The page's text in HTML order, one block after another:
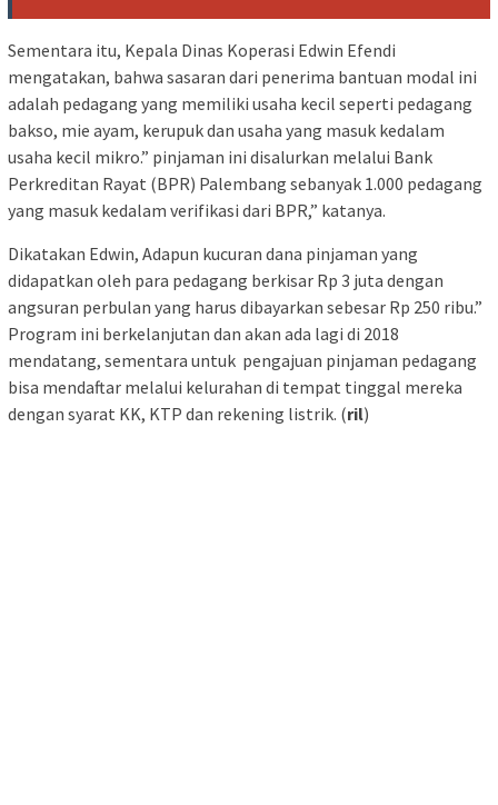
Sementara itu, Kepala Dinas Koperasi Edwin Efendi
mengatakan, bahwa sasaran dari penerima bantuan modal ini
adalah pedagang yang memiliki usaha kecil seperti pedagang
bakso, mie ayam, kerupuk dan usaha yang masuk kedalam
usaha kecil mikro.” pinjaman ini disalurkan melalui Bank
Perkreditan Rayat (BPR) Palembang sebanyak 1.000 pedagang
yang masuk kedalam verifikasi dari BPR,” katanya.
Dikatakan Edwin, Adapun kucuran dana pinjaman yang
didapatkan oleh para pedagang berkisar Rp 3 juta dengan
angsuran perbulan yang harus dibayarkan sebesar Rp 250 ribu.”
Program ini berkelanjutan dan akan ada lagi di 2018
mendatang, sementara untuk pengajuan pinjaman pedagang
bisa mendaftar melalui kelurahan di tempat tinggal mereka
dengan syarat KK, KTP dan rekening listrik. (ril)